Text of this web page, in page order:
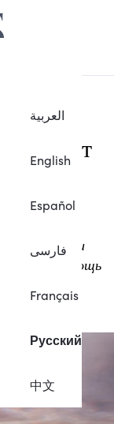
العربية
English
Español
فارسی
Français
Русский
中文
Гвинее,
и
на помощь